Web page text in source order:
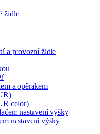
židle
a provozní židle
a opěrákem
color)
nastavení výšky
nastavení výšky